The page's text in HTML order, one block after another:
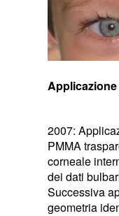
2007:
PMMA
corneale
dei dati
Successiva
geometria